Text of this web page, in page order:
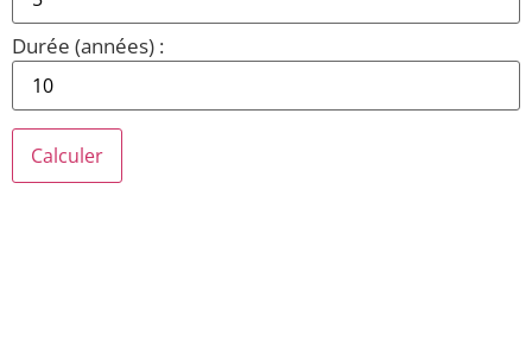
Durée (années) :
Calculer